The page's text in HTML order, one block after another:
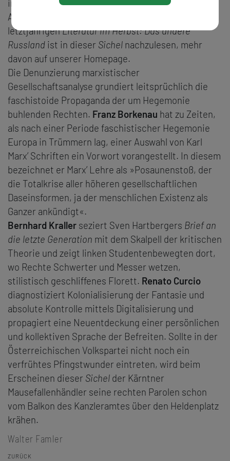
in mehreren Veranstaltungszyklen Raum geboten.
Ausgewählte Lyrik der Autorengäste der
letztjährigenLiteratur im Herbst: Das andere
Russland ist in dieser Sichel nachzulesen, mehr
davon auf unserer Homepage.
Die Denunzierung marxistischer
Gesellschaftsanalyse grundiert leitsprüchlich die
faschistoide Propaganda der um Hegemonie
buhlenden Rechten. Franz Borkenau hat zu Zeiten,
als nach einer Periode faschistischer Hegemonie
Europa in Trümmern lag, einer Auswahl von Karl
Marx’ Schriften ein Vorwort vorangestellt. In diesem
bezeichnet er Marx’ Lehre als »Posaunenstoß, der
die Totalkrise aller höheren gesellschaftlichen
Daseinsformen, ja der menschlichen Existenz als
Ganzer ankündigt«.
Bernhard Kraller seziert Sven Hartbergers Brief an
die letzte Generation mit dem Skalpell der kritischen
Theorie und zeigt linken Studentenbewegten dort,
wo Rechte Schwerter und Messer wetzen,
stilistisch geschliffenes Florett. Renato Curcio
diagnostiziert Kolonialisierung der Fantasie und
absolute Kontrolle mittels Digitalisierung und
propagiert eine Neuentdeckung einer persönlichen
und kollektiven Sprache der Befreiten. Sollte in der
Österreichischen Volkspartei nicht noch ein
verfrühtes Pfingstwunder eintreten, wird beim
Erscheinen dieser Sichel der Kärntner
Mausefallenhändler seine rechten Parolen schon
vom Balkon des Kanzleramtes über den Heldenplatz
krähen.
Walter Famler
ZURÜCK